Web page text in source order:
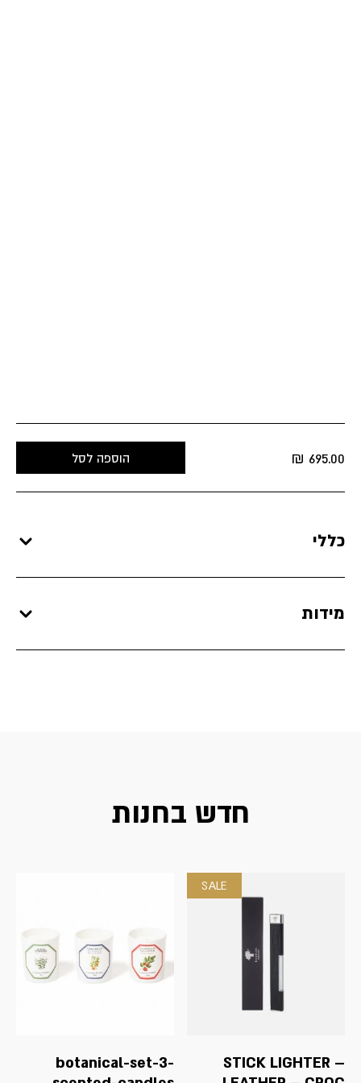
הוספה לסל 695.00
₪
כללי
מידות
חדש בחנות
SALE
STICK LIGHTER –
botanical-set-3-